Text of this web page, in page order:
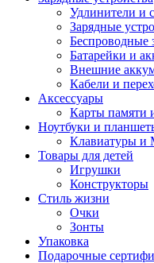
Удлинители и
Зарядные
Беспроводные
Батарейки и
Внешние
Кабели и
Аксессуары
Карты памяти
Ноутбуки и
Клавиатуры
Товары для детей
Игрушки
Конструкторы
Стиль жизни
Очки
Зонты
Упаковка
Подарочные